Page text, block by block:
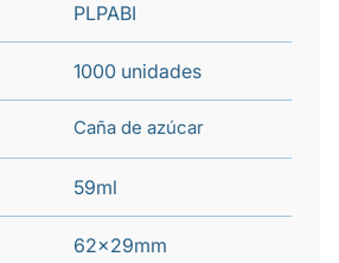
PLPABI
1000 unidades
Caña de azúcar
59ml
62x29mm